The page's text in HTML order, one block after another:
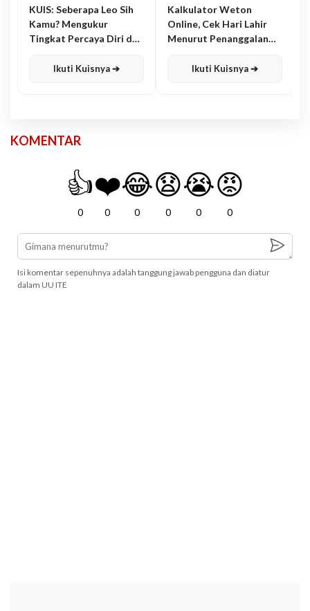
KUIS: Seberapa Leo Sih
Kamu? Mengukur
Tingkat Percaya Diri dan
Ikuti Kuisnya ➔
Kalkulator Weton
Online, Cek Hari Lahir
Menurut Penanggalan
Ikuti Kuisnya ➔
KOMENTAR
👍
0
❤️
0
😂
0
😧
0
😭
0
😡
0
Isi komentar sepenuhnya adalah tanggung jawab pengguna dan diatur
dalam UU ITE